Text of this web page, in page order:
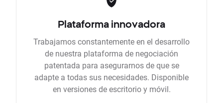
Plataforma innovadora
Trabajamos constantemente en el desarrollo
de nuestra plataforma de negociación
patentada para asegurarnos de que se
adapte a todas sus necesidades. Disponible
en versiones de escritorio y móvil.